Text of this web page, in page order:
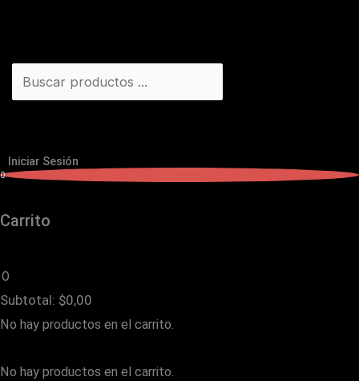
Iniciar Sesión
0
Carrito
0
Subtotal: $0,00
No hay productos en el carrito.
No hay productos en el carrito.